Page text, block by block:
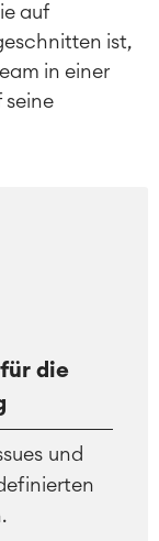
auf
ist,
in einer
seine
die
und